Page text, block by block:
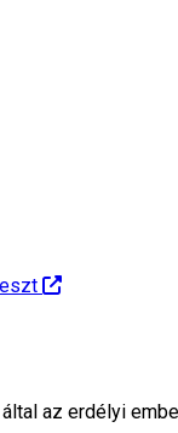
az erdélyi